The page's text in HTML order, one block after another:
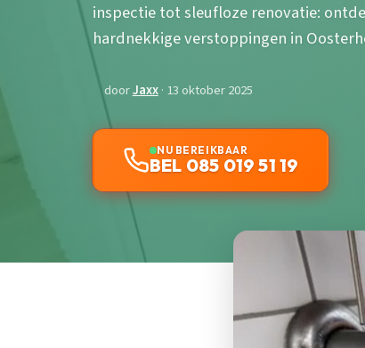
inspectie tot sleufloze renovatie:
hardnekkige verstoppingen in
doorJaxx· 13 oktober 2025
NU BEREIKBAAR
BEL 085 019 51 19